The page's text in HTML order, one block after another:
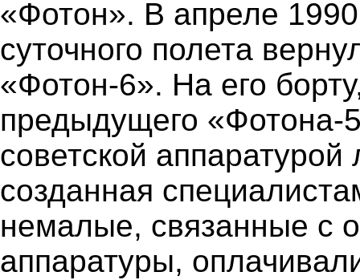
«Фотон». В апреле
суточного полета
«Фотон-6». На его
предыдущего «Фотона-
советской
созданная
немалые, связанные с
аппаратуры,